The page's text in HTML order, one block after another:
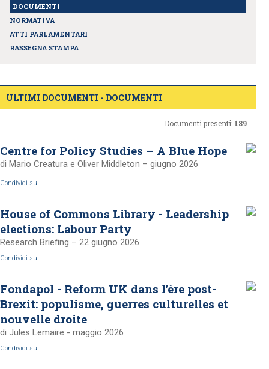
DOCUMENTI
NORMATIVA
ATTI PARLAMENTARI
RASSEGNA STAMPA
ULTIMI DOCUMENTI - DOCUMENTI
Documenti presenti: 189
Centre for Policy Studies – A Blue Hope
di Mario Creatura e Oliver Middleton – giugno 2026
Condividi su
House of Commons Library - Leadership
elections: Labour Party
Research Briefing – 22 giugno 2026
Condividi su
Fondapol - Reform UK dans l'ère post-
Brexit: populisme, guerres culturelles et
nouvelle droite
di Jules Lemaire - maggio 2026
Condividi su